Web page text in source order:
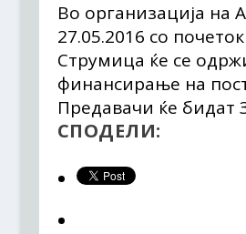
Во организација на
27.05.2016 со
Струмица ќе се
финансирање на
СПОДЕЛИ: